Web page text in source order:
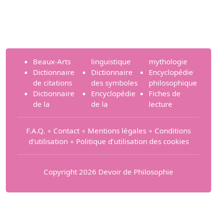
Beaux-Arts
Dictionnaire
de citations
Dictionnaire
de la
linguistique
Dictionnaire
des symboles
Encyclopédie
de la
mythologie
Encyclopédie
philosophique
Fiches de
lecture
F.A.Q. ∘ Contact ∘ Mentions légales ∘ Conditions
d'utilisation ∘ Politique d’utilisation des cookies
Copyright 2026 Devoir de Philosophie